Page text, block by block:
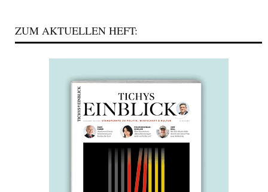
ZUM AKTUELLEN HEFT: